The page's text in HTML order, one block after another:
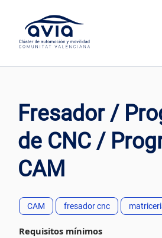
contenido
Fresador /
de CNC /
CAM
CAM fresador cnc
Requisitos mínimos